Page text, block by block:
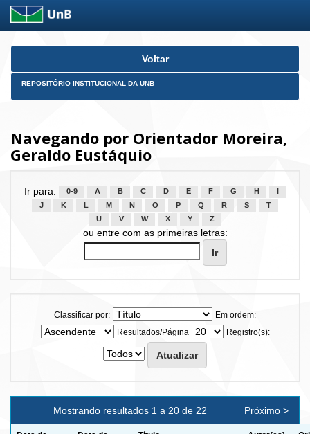
Skip
Voltar
REPOSITÓRIO INSTITUCIONAL DA UNB
Navegando por Orientador Moreira,
Geraldo Eustáquio
Ir para: 0-9 A B C D E F G H
J
K L M N O P Q R S
T
U
V W X Y Z
ou entre com as primeiras letras:
Classificar por:
Em ordem:
Resultados/Página
Registro(s):
Mostrando resultados 1 a 20 de 22 Próximo >